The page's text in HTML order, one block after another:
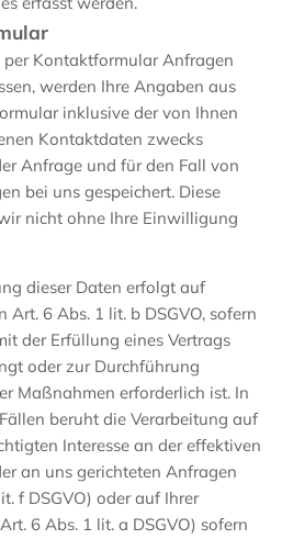
per Kontaktformular Anfragen
werden Ihre Angaben aus
inklusive der von Ihnen
Kontaktdaten zwecks
Anfrage und für den Fall von
bei uns gespeichert. Diese
nicht ohne Ihre Einwilligung
dieser Daten erfolgt auf
Art. 6 Abs. 1 lit. b DSGVO, sofern
der Erfüllung eines Vertrags
oder zur Durchführung
Maßnahmen erforderlich ist. In
beruht die Verarbeitung auf
Interesse an der effektiven
an uns gerichteten Anfragen
f DSGVO) oder auf Ihrer
6 Abs. 1 lit. a DSGVO) sofern